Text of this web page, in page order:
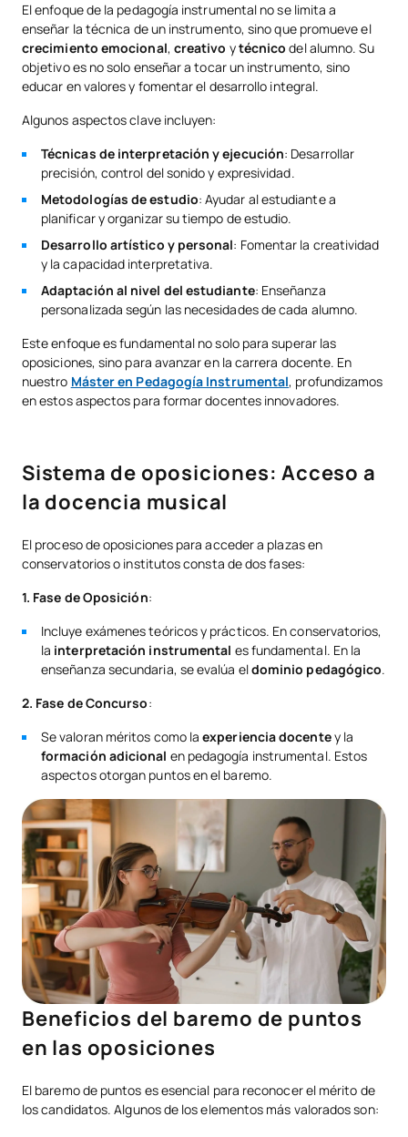
El enfoque de la pedagogía instrumental no se limita a
enseñar la técnica de un instrumento, sino que promueve el
crecimiento emocional, creativo ytécnico del alumno. Su
objetivo es no solo enseñar a tocar un instrumento, sino
educar en valores y fomentar el desarrollo integral.
Algunos aspectos clave incluyen:
Técnicas de interpretación y ejecución: Desarrollar
precisión, control del sonido y expresividad.
Metodologías de estudio: Ayudar al estudiante a
planificar y organizar su tiempo de estudio.
Desarrollo artístico y personal: Fomentar la creatividad
y la capacidad interpretativa.
Adaptación al nivel del estudiante: Enseñanza
personalizada según las necesidades de cada alumno.
Este enfoque es fundamental no solo para superar las
oposiciones, sino para avanzar en la carrera docente. En
nuestro Máster en Pedagogía Instrumental, profundizamos
en estos aspectos para formar docentes innovadores.
Sistema de oposiciones: Acceso a
la docencia musical
El proceso de oposiciones para acceder a plazas en
conservatorios o institutos consta de dos fases:
1. Fase de Oposición:
Incluye exámenes teóricos y prácticos. En conservatorios,
la interpretación instrumental es fundamental. En la
enseñanza secundaria, se evalúa eldominio pedagógico.
2. Fase de Concurso:
Se valoran méritos como laexperiencia docentey la
formación adicional en pedagogía instrumental. Estos
aspectos otorgan puntos en el baremo.
Beneficios del baremo de puntos
en las oposiciones
El baremo de puntos es esencial para reconocer el mérito de
los candidatos. Algunos de los elementos más valorados son: